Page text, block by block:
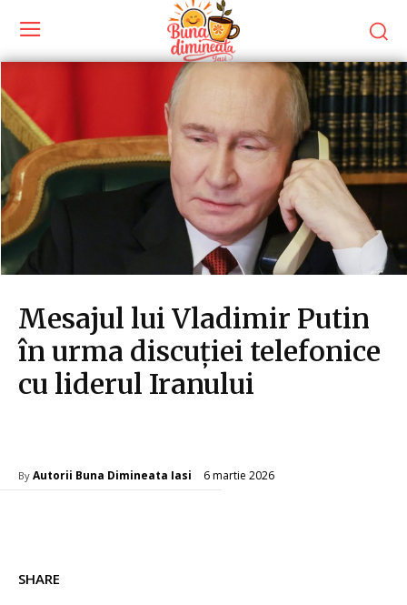
Mesajul lui Vladimir Putin
în urma discuției telefonice
cu liderul Iranului
By Autorii Buna Dimineata Iasi 6 martie 2026
SHARE